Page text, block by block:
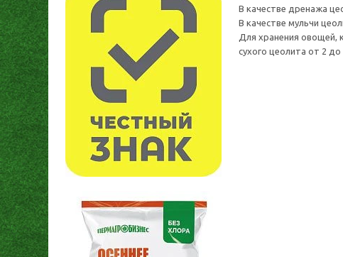
В качестве дренажа
В качестве мульчи
Для хранения овощей,
сухого цеолита от 2 до